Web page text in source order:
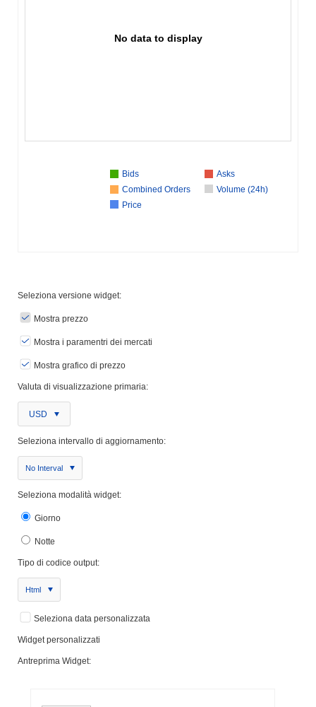
No data to display
Bids
Asks
Combined Orders
Volume (24h)
Price
Seleziona versione widget:
Mostra prezzo
Mostra i paramentri dei mercati
Mostra grafico di prezzo
Valuta di visualizzazione primaria:
USD
Seleziona intervallo di aggiornamento:
No Interval
Seleziona modalità widget:
Giorno
Notte
Tipo di codice output:
Html
Seleziona data personalizzata
Widget personalizzati
Antreprima Widget: